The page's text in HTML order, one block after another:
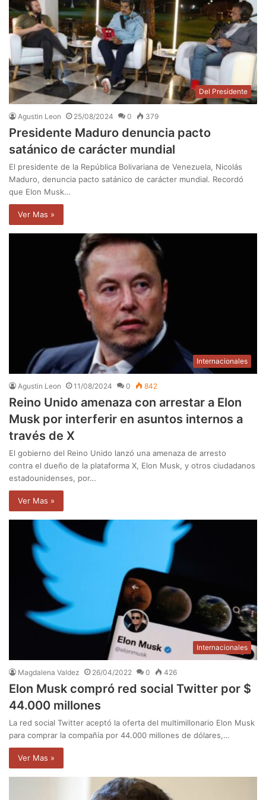
Del Presidente
Agustin Leon 25/08/2024 0 379
Presidente Maduro denuncia pacto
satánico de carácter mundial
El presidente de la República Bolivariana de Venezuela, Nicolás
Maduro, denuncia pacto satánico de carácter mundial. Recordó
que Elon Musk…
Ver Mas »
Internacionales
Agustin Leon 11/08/2024 0 842
Reino Unido amenaza con arrestar a Elon
Musk por interferir en asuntos internos a
través de X
El gobierno del Reino Unido lanzó una amenaza de arresto
contra el dueño de la plataforma X, Elon Musk, y otros ciudadanos
estadounidenses, por…
Ver Mas »
Internacionales
Magdalena Valdez 26/04/2022 0 426
Elon Musk compró red social Twitter por $
44.000 millones
La red social Twitter aceptó la oferta del multimillonario Elon Musk
para comprar la compañía por 44.000 millones de dólares,…
Ver Mas »